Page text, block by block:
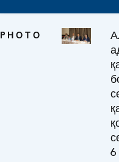
PHOTO
6